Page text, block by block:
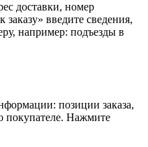
доставки, номер
введите сведения,
например: подъезды в
позиции заказа,
покупателе. Нажмите